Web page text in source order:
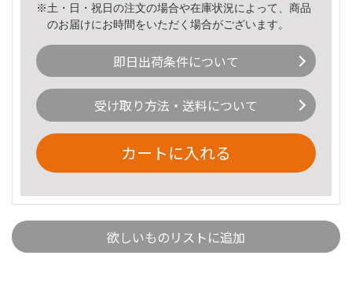
※土・日・祝日の注文の場合や在庫状況によって、商品
のお届けにお時間をいただく場合がございます。
即日出荷条件について
受け取り方法・送料について
カートに入れる
欲しいものリストに追加